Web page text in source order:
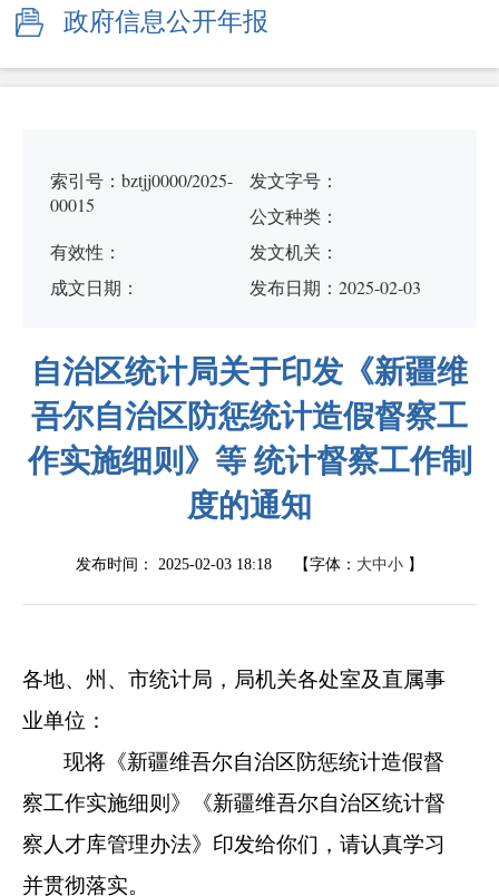
政府信息公开年报
索引号：bztjj0000/2025-
00015
发文字号：
公文种类：
有效性：
发文机关：
成文日期：
发布日期：2025-02-03
自治区统计局关于印发《新疆维
吾尔自治区防惩统计造假督察工
作实施细则》等 统计督察工作制
度的通知
发布时间： 2025-02-03 18:18 【字体： 大中小 】
各地、州、市统计局，局机关各处室及直属事
业单位：
现将《新疆维吾尔自治区防惩统计造假督
察工作实施细则》《新疆维吾尔自治区统计督
察人才库管理办法》印发给你们，请认真学习
并贯彻落实。